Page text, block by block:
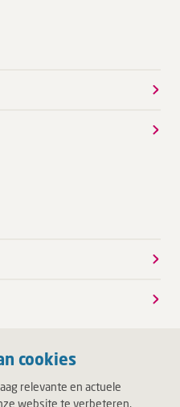
cookies
relevante en actuele
website te verbeteren,